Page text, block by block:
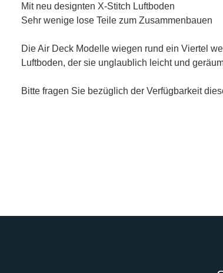
Mit neu designten X-Stitch Luftboden
Sehr wenige lose Teile zum Zusammenbauen
Die Air Deck Modelle wiegen rund ein Viertel
Luftboden, der sie unglaublich leicht und
Bitte fragen Sie bezüglich der Verfügbarkeit